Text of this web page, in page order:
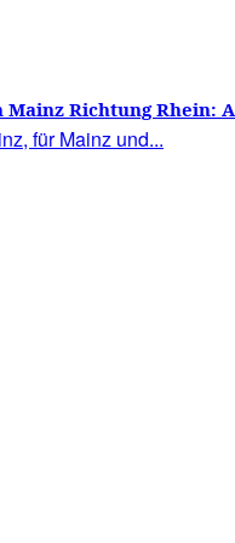
Mainz Richtung Rhein:
– Haben die Mainzer